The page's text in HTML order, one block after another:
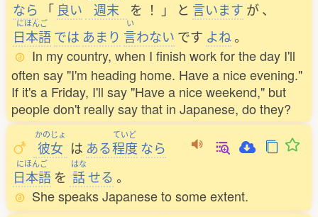
なら
「 良い 週末 を ！ 」 と 言います が、
にほんご
日本語では あまり
い
言わない です よね。
In my country, when I finish work for the day I'll
often say "I'm heading home. Have a nice evening."
If it's a Friday, I'll say "Have a nice weekend," but
people don't really say that in Japanese, do they?
かのじょ
彼女 は ある
ていど
程度 なら
にほんご
日本語 を
はな
話せる 。
She speaks Japanese to some extent.